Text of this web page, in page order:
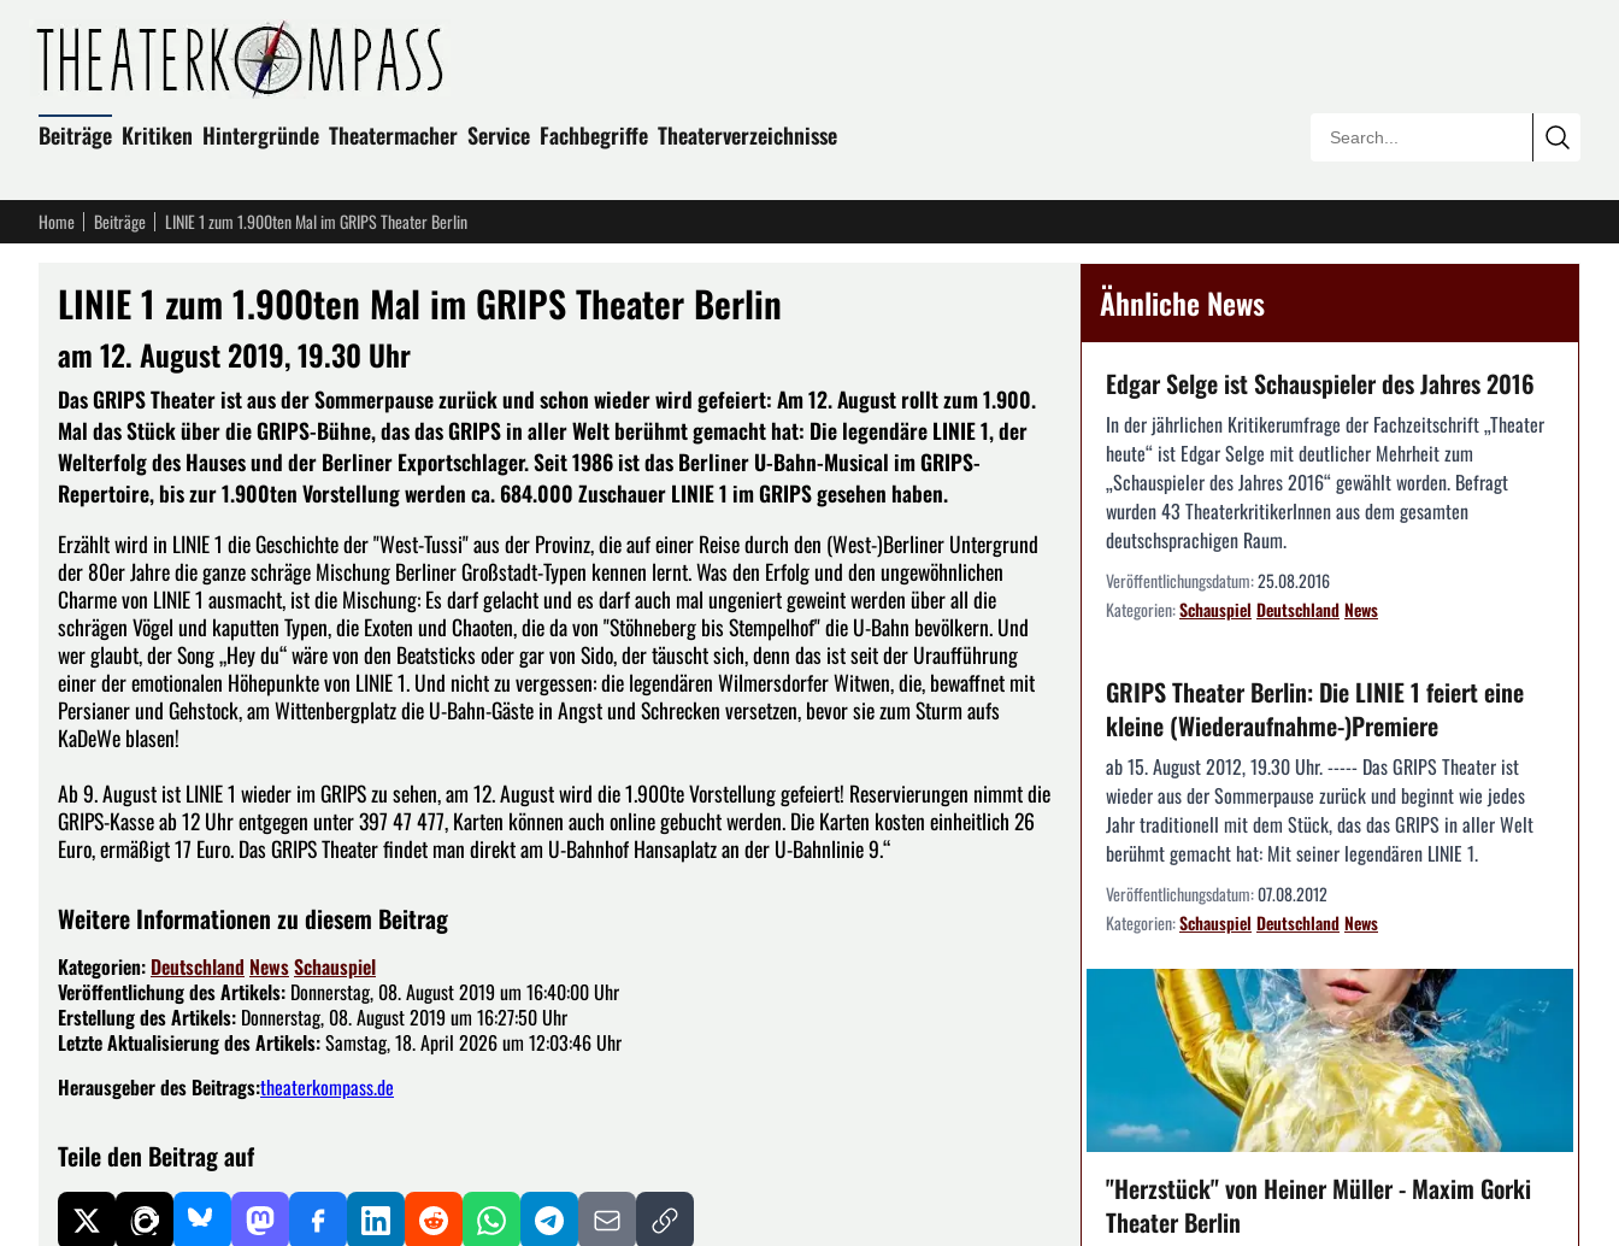
Beiträge Kritiken Hintergründe Theatermacher Service Fachbegriffe Theaterverzeichnisse
Home Beiträge LINIE 1 zum 1.900ten Mal im GRIPS Theater Berlin
LINIE 1 zum 1.900ten Mal im GRIPS Theater Berlin
am 12. August 2019, 19.30 Uhr
Das GRIPS Theater ist aus der Sommerpause zurück und schon wieder wird gefeiert: Am 12. August rollt zum 1.900.
Mal das Stück über die GRIPS-Bühne, das das GRIPS in aller Welt berühmt gemacht hat: Die legendäre LINIE 1, der
Welterfolg des Hauses und der Berliner Exportschlager. Seit 1986 ist das Berliner U-Bahn-Musical im GRIPS-
Repertoire, bis zur 1.900ten Vorstellung werden ca. 684.000 Zuschauer LINIE 1 im GRIPS gesehen haben.
Erzählt wird in LINIE 1 die Geschichte der "West-Tussi" aus der Provinz, die auf einer Reise durch den (West-)Berliner Untergrund
der 80er Jahre die ganze schräge Mischung Berliner Großstadt-Typen kennen lernt. Was den Erfolg und den ungewöhnlichen
Charme von LINIE 1 ausmacht, ist die Mischung: Es darf gelacht und es darf auch mal ungeniert geweint werden über all die
schrägen Vögel und kaputten Typen, die Exoten und Chaoten, die da von "Stöhneberg bis Stempelhof" die U-Bahn bevölkern. Und
wer glaubt, der Song „Hey du“ wäre von den Beatsticks oder gar von Sido, der täuscht sich, denn das ist seit der Uraufführung
einer der emotionalen Höhepunkte von LINIE 1. Und nicht zu vergessen: die legendären Wilmersdorfer Witwen, die, bewaffnet mit
Persianer und Gehstock, am Wittenbergplatz die U-Bahn-Gäste in Angst und Schrecken versetzen, bevor sie zum Sturm aufs
KaDeWe blasen!
Ab 9. August ist LINIE 1 wieder im GRIPS zu sehen, am 12. August wird die 1.900te Vorstellung gefeiert! Reservierungen nimmt die
GRIPS-Kasse ab 12 Uhr entgegen unter 397 47 477, Karten können auch online gebucht werden. Die Karten kosten einheitlich 26
Euro, ermäßigt 17 Euro. Das GRIPS Theater findet man direkt am U-Bahnhof Hansaplatz an der U-Bahnlinie 9.“
Weitere Informationen zu diesem Beitrag
Kategorien: Deutschland NewsSchauspiel
Veröffentlichung des Artikels: Donnerstag, 08. August 2019 um 16:40:00 Uhr
Erstellung des Artikels: Donnerstag, 08. August 2019 um 16:27:50 Uhr
Letzte Aktualisierung des Artikels:Samstag, 18. April 2026 um 12:03:46 Uhr
Herausgeber des Beitrags:theaterkompass.de
Teile den Beitrag auf
Ähnliche News
Edgar Selge ist Schauspieler des Jahres 2016
In der jährlichen Kritikerumfrage der Fachzeitschrift „Theater
heute“ ist Edgar Selge mit deutlicher Mehrheit zum
„Schauspieler des Jahres 2016“ gewählt worden. Befragt
wurden 43 TheaterkritikerInnen aus dem gesamten
deutschsprachigen Raum.
Veröffentlichungsdatum:25.08.2016
Kategorien:Schauspiel DeutschlandNews
GRIPS Theater Berlin: Die LINIE 1 feiert eine
kleine (Wiederaufnahme-)Premiere
ab 15. August 2012, 19.30 Uhr. ----- Das GRIPS Theater ist
wieder aus der Sommerpause zurück und beginnt wie jedes
Jahr traditionell mit dem Stück, das das GRIPS in aller Welt
berühmt gemacht hat: Mit seiner legendären LINIE 1.
Veröffentlichungsdatum:07.08.2012
Kategorien:Schauspiel DeutschlandNews
"Herzstück" von Heiner Müller - Maxim Gorki
Theater Berlin